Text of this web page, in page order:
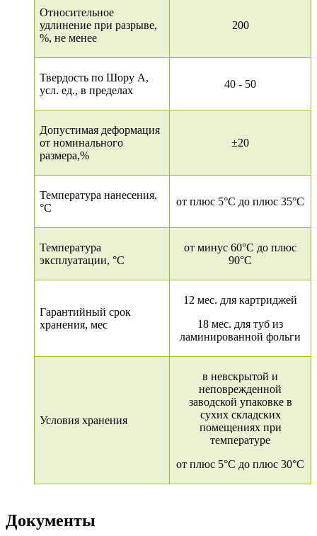
Относительное
удлинение при разрыве,
%, не менее
200
Твердость по Шору А,
усл. ед., в пределах
40 - 50
Допустимая деформация
от номинального
размера,%
±20
Температура нанесения,
°C
от плюс 5°C до плюс 35°C
Температура
эксплуатации, °C
от минус 60°C до плюс
90°C
Гарантийный срок
хранения, мес
12 мес. для картриджей
18 мес. для туб из
ламинированной фольги
Условия хранения
в невскрытой и
неповрежденной
заводской упаковке в
сухих складских
помещениях при
температуре
от плюс 5°С до плюс 30°С
Документы